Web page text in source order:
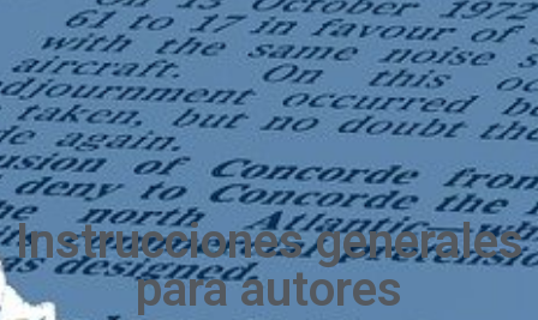
Instrucciones generales
para autores